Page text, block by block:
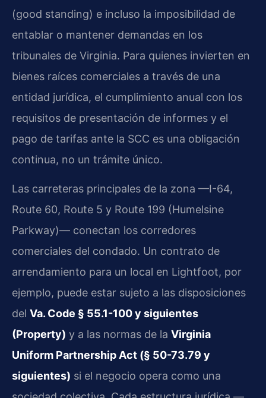
(good standing) e incluso la imposibilidad de
entablar o mantener demandas en los
tribunales de Virginia. Para quienes invierten en
bienes raíces comerciales a través de una
entidad jurídica, el cumplimiento anual con los
requisitos de presentación de informes y el
pago de tarifas ante la SCC es una obligación
continua, no un trámite único.
Las carreteras principales de la zona —I-64,
Route 60, Route 5 y Route 199 (Humelsine
Parkway)— conectan los corredores
comerciales del condado. Un contrato de
arrendamiento para un local en Lightfoot, por
ejemplo, puede estar sujeto a las disposiciones
del Va. Code § 55.1-100 y siguientes
(Property) y a las normas de la Virginia
Uniform Partnership Act (§ 50-73.79 y
siguientes) si el negocio opera como una